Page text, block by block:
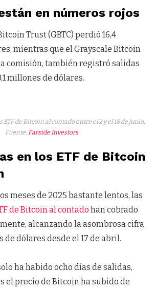
en números rojos
Trust (GBTC) perdió 16,4
mientras que el Grayscale Bitcoin
comisión, también registró salidas
millones de dólares.
de Bitcoin al contado entre el 2 y el 18 de junio.
Fuente:Farside Investors
en los ETF de Bitcoin
meses de 2025 bastante lentos, las
de Bitcoin al contado han cobrado
alcanzando la asombrosa cifra
de dólares desde el 17 de abril.
ha habido ocho días de salidas,
el precio de Bitcoin ha subido de